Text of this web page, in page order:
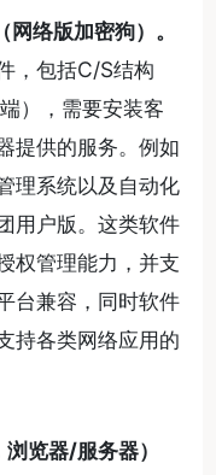
络版加密狗）。
，包括C/S结构
），需要安装客
提供的服务。例如
理系统以及自动化
用户版。这类软件
权管理能力，并支
台兼容，同时软件
持各类网络应用的
浏览器/服务器）